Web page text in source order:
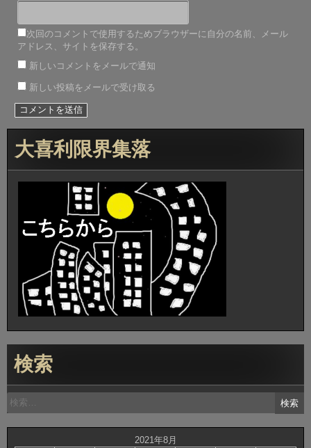
次回のコメントで使用するためブラウザーに自分の名前、メール
アドレス、サイトを保存する。
新しいコメントをメールで通知
新しい投稿をメールで受け取る
大喜利限界集落
検索
検
索:
2021年8月